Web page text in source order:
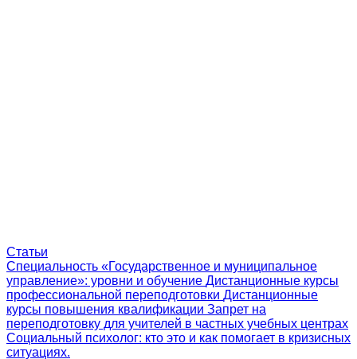
Статьи
Специальность «Государственное и муниципальное
управление»: уровни и обучение Дистанционные курсы
профессиональной переподготовки Дистанционные
курсы повышения квалификации Запрет на
переподготовку для учителей в частных учебных центрах
Социальный психолог: кто это и как помогает в кризисных
ситуациях.